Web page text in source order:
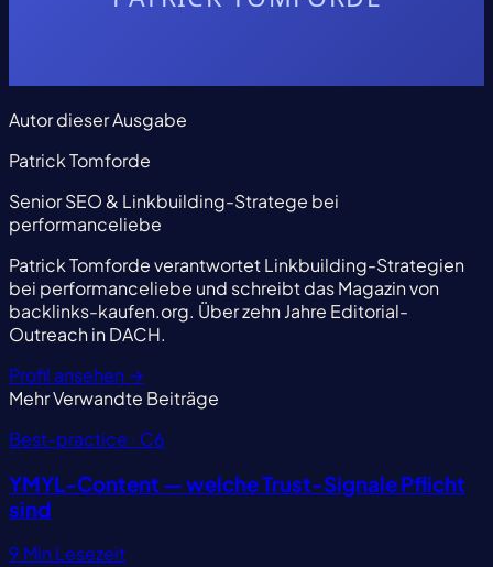
Autor dieser Ausgabe
Patrick Tomforde
Senior SEO & Linkbuilding-Stratege bei
performanceliebe
Patrick Tomforde verantwortet Linkbuilding-Strategien
bei performanceliebe und schreibt das Magazin von
backlinks-kaufen.org. Über zehn Jahre Editorial-
Outreach in DACH.
Profil ansehen →
MehrVerwandte Beiträge
Best-practice · C6
YMYL-Content — welche Trust-Signale Pflicht
sind
9 Min Lesezeit